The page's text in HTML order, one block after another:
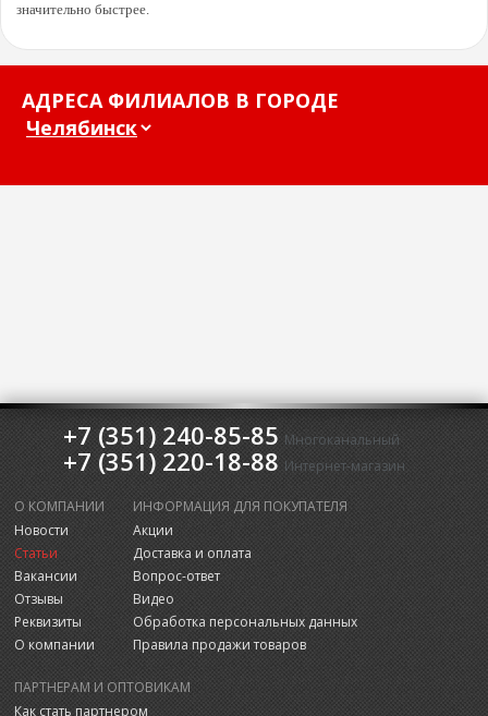
значительно быстрее.
АДРЕСА ФИЛИАЛОВ В ГОРОДЕ
+7 (351) 240-85-85 Многоканальный
+7 (351) 220-18-88 Интернет-магазин
О КОМПАНИИ
Новости
Статьи
Вакансии
Отзывы
Реквизиты
О компании
ИНФОРМАЦИЯ ДЛЯ ПОКУПАТЕЛЯ
Акции
Доставка и оплата
Вопрос-ответ
Видео
Обработка персональных данных
Правила продажи товаров
ПАРТНЕРАМ И ОПТОВИКАМ
Как стать партнером